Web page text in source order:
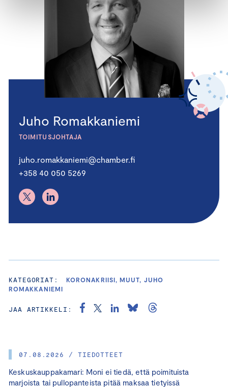
07.08.2026 / TIEDOTTEET
Keskuskauppakamari: Moni ei tiedä, että poimituista
marjoista tai pullopanteista pitää maksaa tietyissä
Juho Romakkaniemi
TOIMITUSJOHTAJA
juho.romakkaniemi@chamber.fi
+358 40 050 5269
KATEGORIAT:
KORONAKRIISI, MUUT, JUHO
ROMAKKANIEMI
JAA ARTIKKELI: